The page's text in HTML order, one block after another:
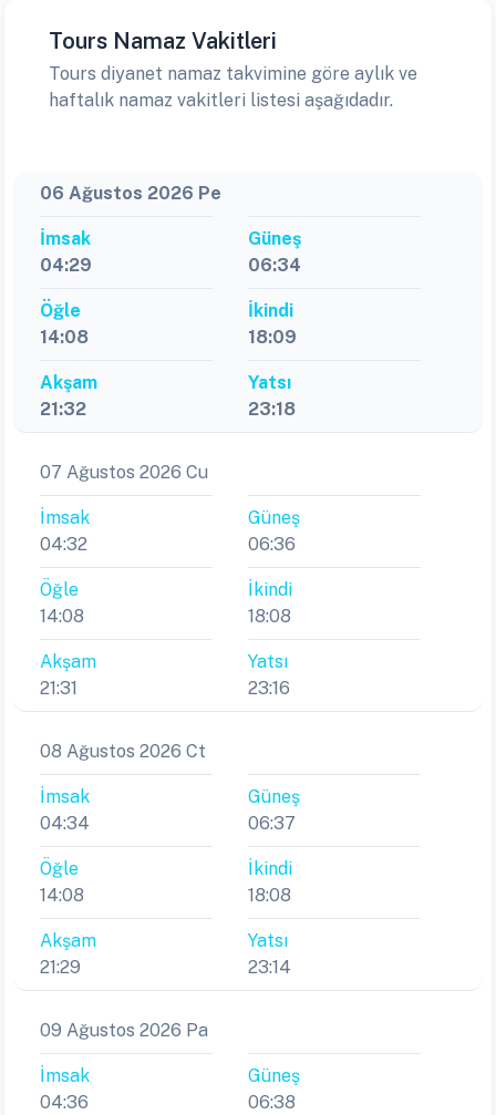
Tours Namaz Vakitleri
Tours diyanet namaz takvimine göre aylık ve
haftalık namaz vakitleri listesi aşağıdadır.
06 Ağustos 2026 Pe
İmsak
04:29
Güneş
06:34
Öğle
14:08
İkindi
18:09
Akşam
21:32
Yatsı
23:18
07 Ağustos 2026 Cu
İmsak
04:32
Güneş
06:36
Öğle
14:08
İkindi
18:08
Akşam
21:31
Yatsı
23:16
08 Ağustos 2026 Ct
İmsak
04:34
Güneş
06:37
Öğle
14:08
İkindi
18:08
Akşam
21:29
Yatsı
23:14
09 Ağustos 2026 Pa
İmsak
04:36
Güneş
06:38